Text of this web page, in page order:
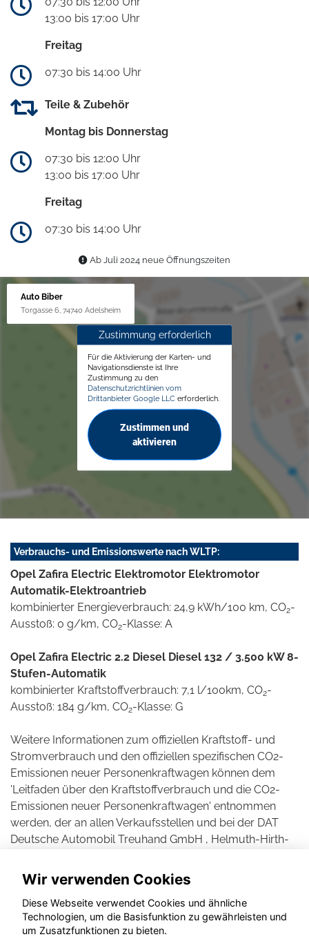
13:00 bis 17:00 Uhr
Freitag
07:30 bis 14:00 Uhr
Teile & Zubehör
Montag bis Donnerstag
07:30 bis 12:00 Uhr
13:00 bis 17:00 Uhr
Freitag
07:30 bis 14:00 Uhr
Ab Juli 2024 neue Öffnungszeiten
Auto Biber
Torgasse 6, 74740 Adelsheim
Zustimmung erforderlich
Für die Aktivierung der Karten- und
Navigationsdienste ist Ihre
Zustimmung zu den
Datenschutzrichtlinien vom
Drittanbieter Google LLC erforderlich.
Zustimmen und
aktivieren
Verbrauchs- und Emissionswerte nach WLTP:
Opel Zafira Electric Elektromotor Elektromotor
Automatik-Elektroantrieb
kombinierter Energieverbrauch: 24,9 kWh/100 km, CO2-
Ausstoß: 0 g/km, CO2-Klasse: A
Opel Zafira Electric 2.2 Diesel Diesel 132 / 3.500 kW 8-
Stufen-Automatik
kombinierter Kraftstoffverbrauch: 7,1 l/100km, CO2-
Ausstoß: 184 g/km, CO2-Klasse: G
Weitere Informationen zum offiziellen Kraftstoff- und
Stromverbrauch und den offiziellen spezifischen CO2-
Emissionen neuer Personenkraftwagen können dem
'Leitfaden über den Kraftstoffverbrauch und die CO2-
Emissionen neuer Personenkraftwagen' entnommen
werden, der an allen Verkaufsstellen und bei der DAT
Deutsche Automobil Treuhand GmbH , Helmuth-Hirth-
© konjunkturmotor.de GmbH 2020 - 2026
Wir verwenden Cookies
Diese Webseite verwendet Cookies und ähnliche
Technologien, um die Basisfunktion zu gewährleisten und
um Zusatzfunktionen zu bieten.